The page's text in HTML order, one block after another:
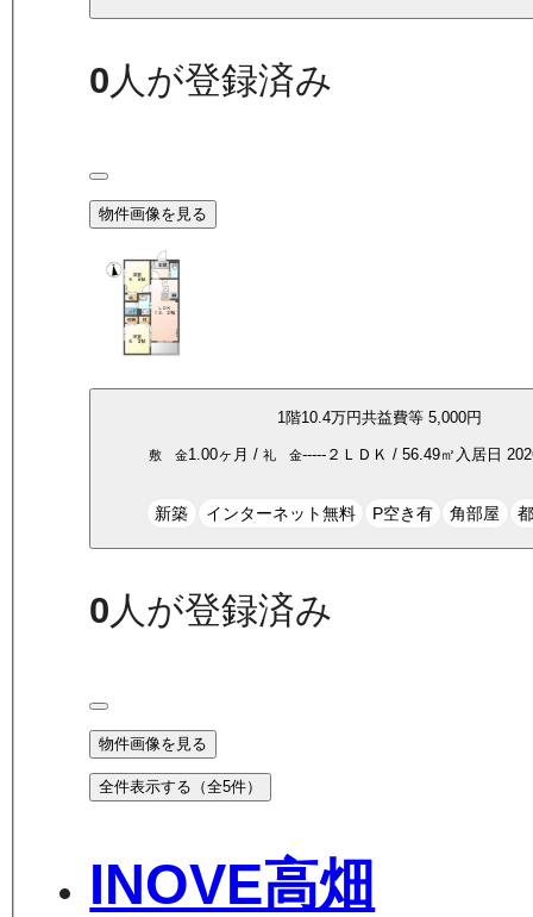
0 人が登録済み
物件画像を見る
1 階10.4万円共益費等 5,000円
敷 金1.00ヶ月 / 礼 金-----２ＬＤＫ / 56.49㎡ 入居日
新築 インターネット無料 P空き有 角部屋
0 人が登録済み
物件画像を見る
全件表示する（全5件）
INOVE高畑